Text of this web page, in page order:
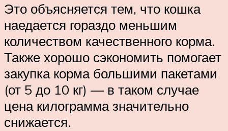
Это объясняется тем, что кошка
наедается гораздо меньшим
количеством качественного корма.
Также хорошо сэкономить помогает
закупка корма большими пакетами
(от 5 до 10 кг) — в таком случае
цена килограмма значительно
снижается.